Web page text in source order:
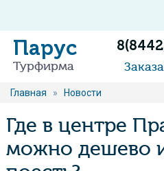
Парус
Турфирма
Главная » Новости
Где в центре
можно дешево